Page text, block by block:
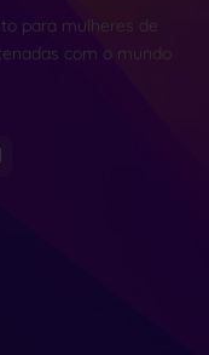
para mulheres de
com o mundo